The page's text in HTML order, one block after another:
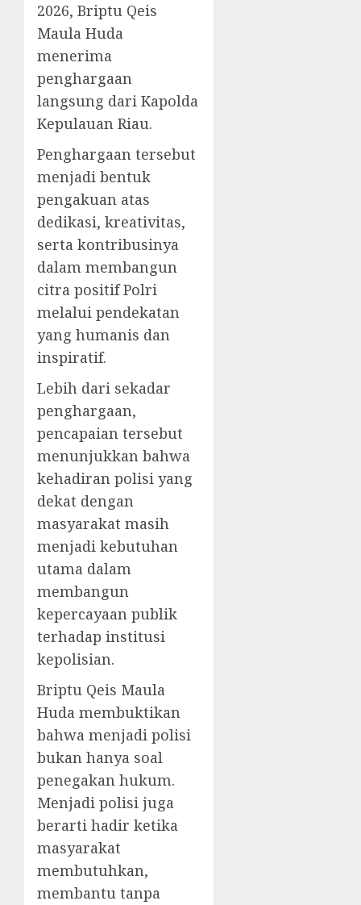
2026, Briptu Qeis
Maula Huda
menerima
penghargaan
langsung dari Kapolda
Kepulauan Riau.
Penghargaan tersebut
menjadi bentuk
pengakuan atas
dedikasi, kreativitas,
serta kontribusinya
dalam membangun
citra positif Polri
melalui pendekatan
yang humanis dan
inspiratif.
Lebih dari sekadar
penghargaan,
pencapaian tersebut
menunjukkan bahwa
kehadiran polisi yang
dekat dengan
masyarakat masih
menjadi kebutuhan
utama dalam
membangun
kepercayaan publik
terhadap institusi
kepolisian.
Briptu Qeis Maula
Huda membuktikan
bahwa menjadi polisi
bukan hanya soal
penegakan hukum.
Menjadi polisi juga
berarti hadir ketika
masyarakat
membutuhkan,
membantu tanpa